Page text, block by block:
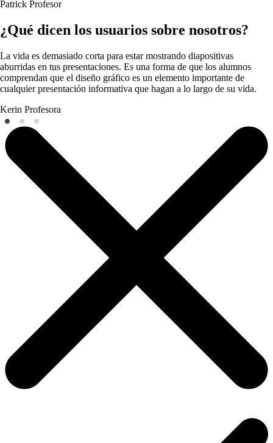
Patrick Profesor
¿Qué dicen los usuarios sobre nosotros?
La vida es demasiado corta para estar mostrando diapositivas
aburridas en tus presentaciones. Es una forma de que los alumnos
comprendan que el diseño gráfico es un elemento importante de
cualquier presentación informativa que hagan a lo largo de su vida.
Kerin Profesora